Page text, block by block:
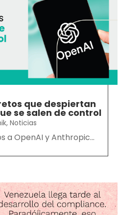
que despiertan
se salen de control
,Noticias
a OpenAI y Anthropic...